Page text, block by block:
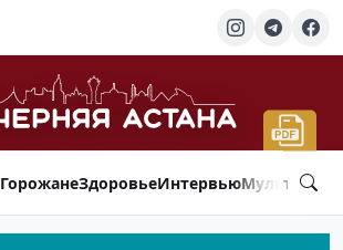
ГорожанеЗдоровьеИнтервью